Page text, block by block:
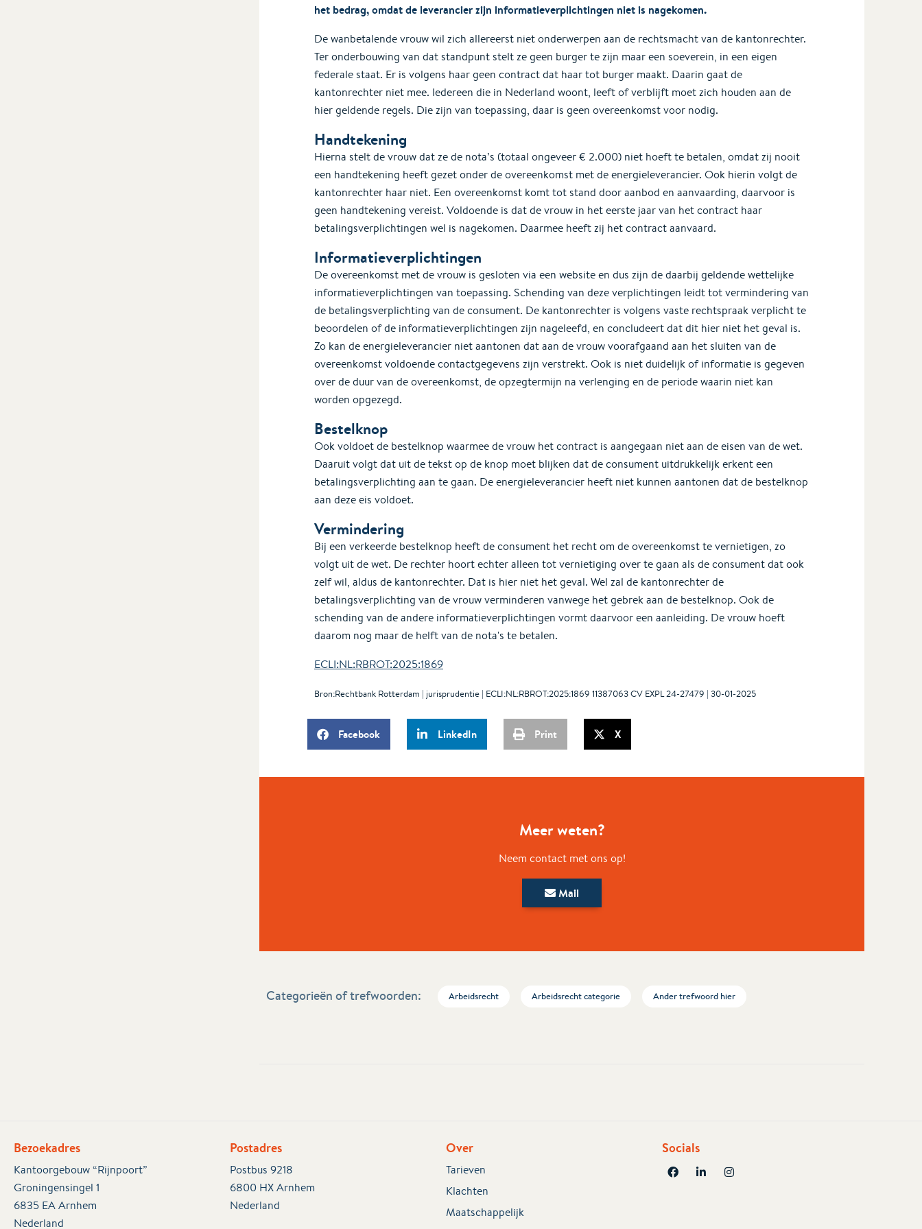
het bedrag, omdat de leverancier zijn informatieverplichtingen niet is nagekomen.
De wanbetalende vrouw wil zich allereerst niet onderwerpen aan de rechtsmacht van de kantonrechter.
Ter onderbouwing van dat standpunt stelt ze geen burger te zijn maar een soeverein, in een eigen
federale staat. Er is volgens haar geen contract dat haar tot burger maakt. Daarin gaat de
kantonrechter niet mee. Iedereen die in Nederland woont, leeft of verblijft moet zich houden aan de
hier geldende regels. Die zijn van toepassing, daar is geen overeenkomst voor nodig.
Handtekening
Hierna stelt de vrouw dat ze de nota’s (totaal ongeveer € 2.000) niet hoeft te betalen, omdat zij nooit
een handtekening heeft gezet onder de overeenkomst met de energieleverancier. Ook hierin volgt de
kantonrechter haar niet. Een overeenkomst komt tot stand door aanbod en aanvaarding, daarvoor is
geen handtekening vereist. Voldoende is dat de vrouw in het eerste jaar van het contract haar
betalingsverplichtingen wel is nagekomen. Daarmee heeft zij het contract aanvaard.
Informatieverplichtingen
De overeenkomst met de vrouw is gesloten via een website en dus zijn de daarbij geldende wettelijke
informatieverplichtingen van toepassing. Schending van deze verplichtingen leidt tot vermindering van
de betalingsverplichting van de consument. De kantonrechter is volgens vaste rechtspraak verplicht te
beoordelen of de informatieverplichtingen zijn nageleefd, en concludeert dat dit hier niet het geval is.
Zo kan de energieleverancier niet aantonen dat aan de vrouw voorafgaand aan het sluiten van de
overeenkomst voldoende contactgegevens zijn verstrekt. Ook is niet duidelijk of informatie is gegeven
over de duur van de overeenkomst, de opzegtermijn na verlenging en de periode waarin niet kan
worden opgezegd.
Bestelknop
Ook voldoet de bestelknop waarmee de vrouw het contract is aangegaan niet aan de eisen van de wet.
Daaruit volgt dat uit de tekst op de knop moet blijken dat de consument uitdrukkelijk erkent een
betalingsverplichting aan te gaan. De energieleverancier heeft niet kunnen aantonen dat de bestelknop
aan deze eis voldoet.
Vermindering
Bij een verkeerde bestelknop heeft de consument het recht om de overeenkomst te vernietigen, zo
volgt uit de wet. De rechter hoort echter alleen tot vernietiging over te gaan als de consument dat ook
zelf wil, aldus de kantonrechter. Dat is hier niet het geval. Wel zal de kantonrechter de
betalingsverplichting van de vrouw verminderen vanwege het gebrek aan de bestelknop. Ook de
schending van de andere informatieverplichtingen vormt daarvoor een aanleiding. De vrouw hoeft
daarom nog maar de helft van de nota's te betalen.
ECLI:NL:RBROT:2025:1869
Bron:Rechtbank Rotterdam | jurisprudentie | ECLI:NL:RBROT:2025:1869 11387063 CV EXPL 24-27479 | 30-01-2025
Facebook LinkedIn Print X
Meer weten?
Neem contact met ons op!
Mail
Categorieën of trefwoorden: Arbeidsrecht Arbeidsrecht categorie Ander trefwoord hier
Bezoekadres
Kantoorgebouw “Rijnpoort”
Groningensingel 1
6835 EA Arnhem
Nederland
Postadres
Postbus 9218
6800 HX Arnhem
Nederland
Over
Tarieven
Klachten
Maatschappelijk
Socials